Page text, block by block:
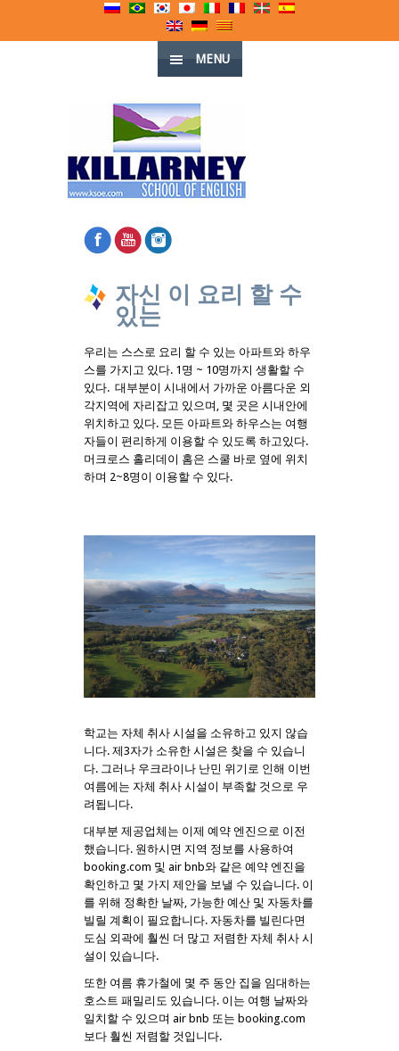
MENU
자신 이 요리 할 수
있는
우리는 스스로 요리 할 수 있는 아파트와 하우
스를 가지고 있다. 1명 ~ 10명까지 생활할 수
있다. 대부분이 시내에서 가까운 아름다운 외
각지역에 자리잡고 있으며, 몇 곳은 시내안에
위치하고 있다. 모든 아파트와 하우스는 여행
자들이 편리하게 이용할 수 있도록 하고있다.
머크로스 홀리데이 홈은 스쿨 바로 옆에 위치
하며 2~8명이 이용할 수 있다.
학교는 자체 취사 시설을 소유하고 있지 않습
니다. 제3자가 소유한 시설은 찾을 수 있습니
다. 그러나 우크라이나 난민 위기로 인해 이번
여름에는 자체 취사 시설이 부족할 것으로 우
려됩니다.
대부분 제공업체는 이제 예약 엔진으로 이전
했습니다. 원하시면 지역 정보를 사용하여
booking.com 및 air bnb와 같은 예약 엔진을
확인하고 몇 가지 제안을 보낼 수 있습니다. 이
를 위해 정확한 날짜, 가능한 예산 및 자동차를
빌릴 계획이 필요합니다. 자동차를 빌린다면
도심 외곽에 훨씬 더 많고 저렴한 자체 취사 시
설이 있습니다.
또한 여름 휴가철에 몇 주 동안 집을 임대하는
호스트 패밀리도 있습니다. 이는 여행 날짜와
일치할 수 있으며 air bnb 또는 booking.com
보다 훨씬 저렴할 것입니다.